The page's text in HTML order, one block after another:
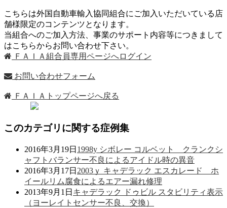
こちらは外国自動車輸入協同組合にご加入いただいている店
舗様限定のコンテンツとなります。
当組合へのご加入方法、事業のサポート内容等につきまして
はこちらからお問い合わせ下さい。
ＦＡＩＡ組合員専用ページへログイン
お問い合わせフォーム
ＦＡＩＡトップページへ戻る
このカテゴリに関する症例集
2016年3月19日 1998y シボレー コルベット クランクシ
ャフトバランサー不良によるアイドル時の異音
2016年3月17日 2003ｙ キャデラック エスカレード ホ
イールリム腐食によるエアー漏れ修理
2013年9月1日 キャデラック ドゥビル スタビリティ表示
（ヨーレイトセンサー不良、交換）